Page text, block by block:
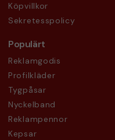
Köpvillkor
Sekretesspolicy
Populärt
Reklamgodis
Profilkläder
Tygpåsar
Nyckelband
Reklampennor
Kepsar